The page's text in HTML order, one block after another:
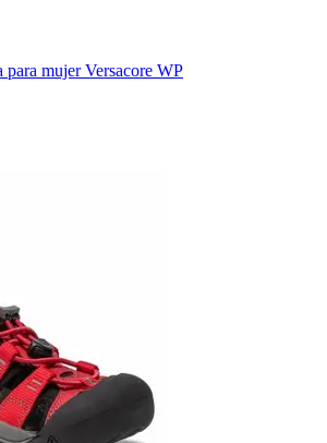
para mujer Versacore WP